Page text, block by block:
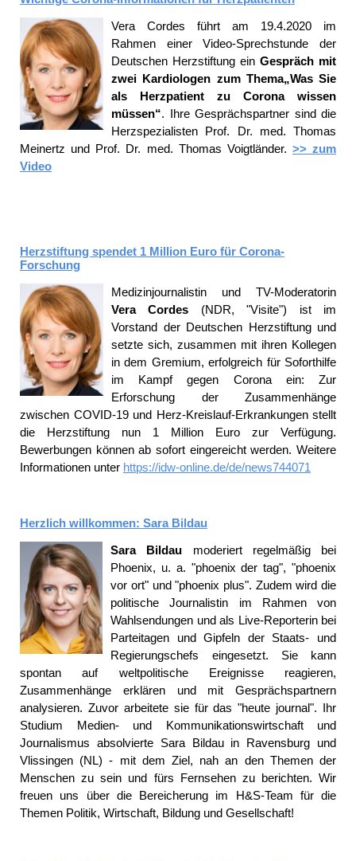
Vera Cordes führt am 19.4.2020 im
Rahmen einer Video-Sprechstunde der
Deutschen Herzstiftung einGespräch mit
zwei Kardiologen zum Thema„Was Sie
als Herzpatient zu Corona wissen
müssen“. Ihre Gesprächspartner sind die
Herzspezialisten Prof. Dr. med. Thomas
Meinertz und Prof. Dr. med. Thomas Voigtländer. >> zum
Video
Herzstiftung spendet 1 Million Euro für Corona-
Forschung
Medizinjournalistin und TV-Moderatorin
Vera Cordes (NDR, "Visite") ist im
Vorstand der Deutschen Herzstiftung und
setzte sich, zusammen mit ihren Kollegen
in dem Gremium, erfolgreich für Soforthilfe
im Kampf gegen Corona ein: Zur
Erforschung der Zusammenhänge
zwischen COVID-19 und Herz-Kreislauf-Erkrankungen stellt
die Herzstiftung nun 1 Million Euro zur Verfügung.
Bewerbungen können ab sofort eingereicht werden. Weitere
Informationen unter https://idw-online.de/de/news744071
Herzlich willkommen: Sara Bildau
Sara Bildau moderiert regelmäßig bei
Phoenix, u. a. "phoenix der tag", "phoenix
vor ort" und "phoenix plus". Zudem wird die
politische Journalistin im Rahmen von
Wahlsendungen und als Live-Reporterin bei
Parteitagen und Gipfeln der Staats- und
Regierungschefs eingesetzt. Sie kann
spontan auf weltpolitische Ereignisse reagieren,
Zusammenhänge erklären und mit Gesprächspartnern
analysieren. Zuvor arbeitete sie für das "heute journal". Ihr
Studium Medien- und Kommunikationswirtschaft und
Journalismus absolvierte Sara Bildau in Ravensburg und
Vlissingen (NL) - mit dem Ziel, nah an den Themen der
Menschen zu sein und fürs Fernsehen zu berichten. Wir
freuen uns über die Bereicherung im H&S-Team für die
Themen Politik, Wirtschaft, Bildung und Gesellschaft!